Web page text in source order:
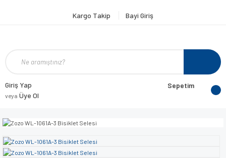
Kargo Takip Bayi Giriş
Giriş Yap
veya Üye Ol
Sepetim